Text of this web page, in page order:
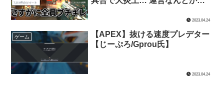
2023.04.24
ゲーム
【APEX】抜ける速度プレデター
【じーぷろ/Gprou氏】
2023.04.24